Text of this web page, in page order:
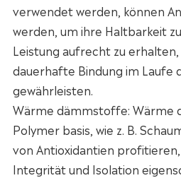
verwendet werden, können
werden, um ihre Haltbarkeit
Leistung aufrecht zu
dauerhafte Bindung im Laufe
gewährleisten.
Wärme dämmstoffe: Wärme
Polymer basis, wie z. B.
von Antioxidantien
Integrität und Isolation